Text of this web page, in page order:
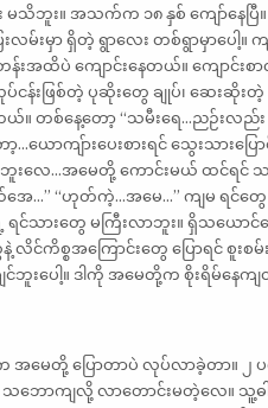
သိဘူး။ အသက်က ၁၈ နှစ် ကျော်နေပြီ။
လမ်းမှာ ရှိတဲ့ ရွာလေး တစ်ရွာမှာပေါ့
အထိပဲ ကျောင်းနေတယ်။ ကျောင်းစ
ငန်းဖြစ်တဲ့ ပုဆိုးတွေ ချုပ်၊ ဆေးဆို
။ တစ်နေ့တော့ “သမီးရေ…ညဉ်းလ
ကျ်ားပေးစားရင် သွေးသားပြော
းလေ…အမေတို့ ကောင်းမယ် ထင်ရင်
ယ်အေ…” “ဟုတ်ကဲ့…အမေ…” ကျမ ရင်
ားတွေ မကြီးလာဘူး။ ရှိသယောင်လ
ကိစ္စအကြောင်းတွေ ပြောရင် စူး
ျင်ဘူးပေါ့။ ဒါကို အမေတို့က စိုးရိမ်န
မေတို့ ပြောတာပဲ လုပ်လာခဲ့တာ။ ၂
ာကျလို့ လာတောင်းမတဲ့လေ။ သူ့ဓ